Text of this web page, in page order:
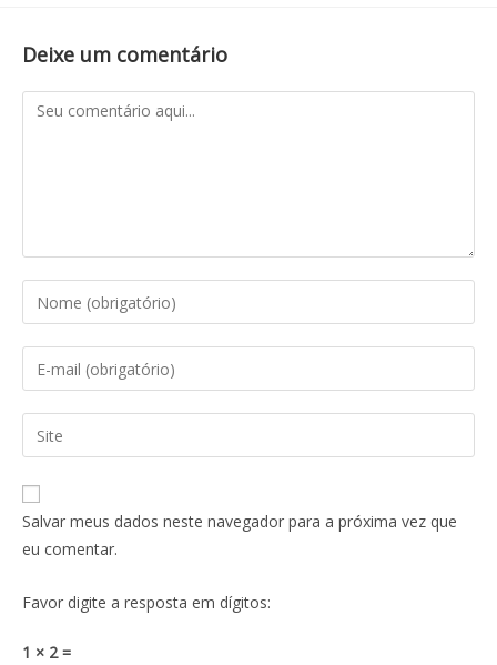
Deixe um comentário
Salvar meus dados neste navegador para a próxima vez que
eu comentar.
Favor digite a resposta em dígitos:
1 × 2 =